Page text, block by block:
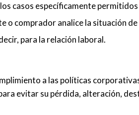
casos específicamente permitidos
o comprador analice la situación
para la relación laboral.
a las políticas
evitar su pérdida, alteración,